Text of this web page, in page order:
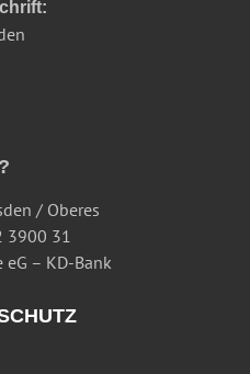
/ Oberes
3900 31
– KD-Bank